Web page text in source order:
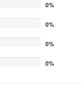
0%
0%
0%
0%